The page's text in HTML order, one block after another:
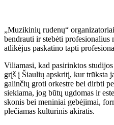
„Muzikinių rudenų“
bendrauti ir stebėti profesionalius
atlikėjus paskatino tapti
Viliamasi, kad pasirinktos
grįš į Šiaulių apskritį, kur trūksta
galinčių groti orkestre bei dirbti
siekiama, jog būtų ugdomas ir
skonis bei meniniai gebėjimai,
plečiamas kultūrinis akiratis.